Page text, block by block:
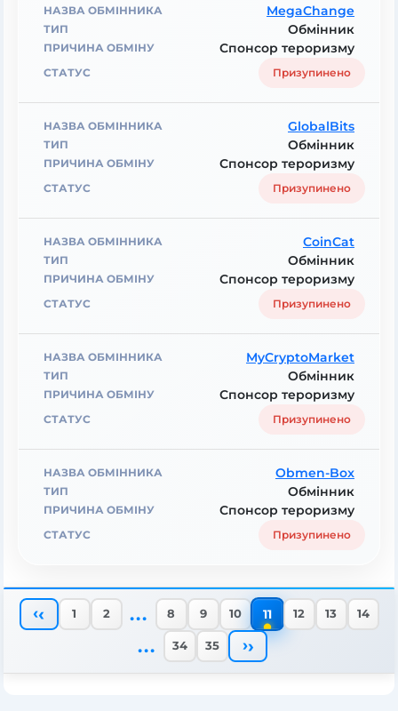
MegaChange
Обмінник
Спонсор тероризму
Призупинено
GlobalBits
Обмінник
Спонсор тероризму
Призупинено
CoinCat
Обмінник
Спонсор тероризму
Призупинено
MyCryptoMarket
Обмінник
Спонсор тероризму
Призупинено
Obmen-Box
Обмінник
Спонсор тероризму
Призупинено
‹ 1 2 ... 8 9 10 11 12 13 14
... 34 35 ›